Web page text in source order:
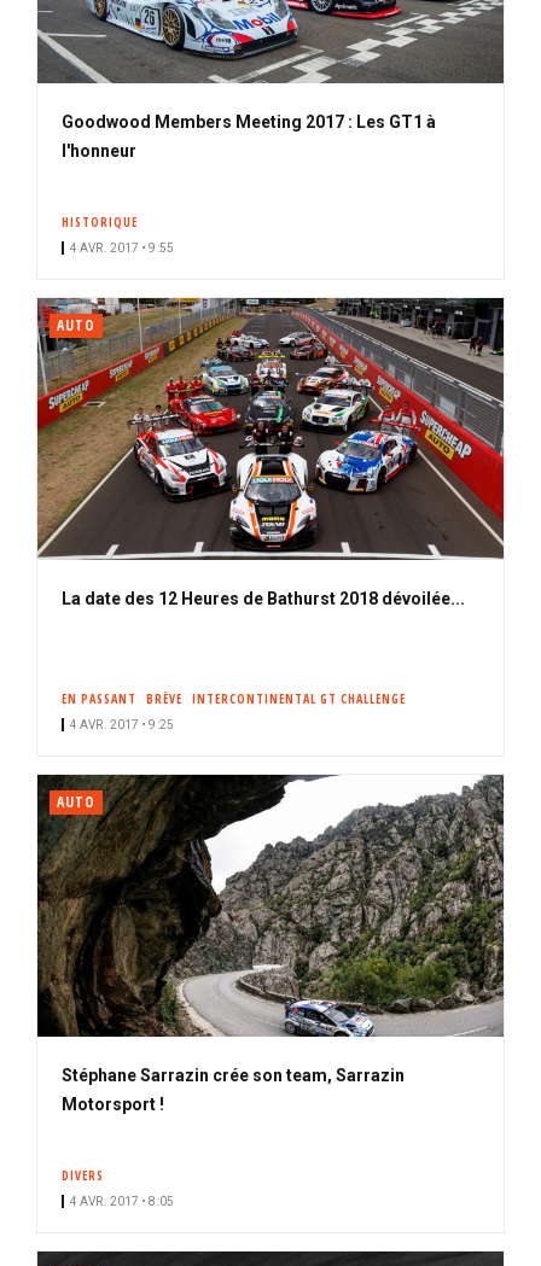
Goodwood Members Meeting 2017 : Les GT1 à
l'honneur
HISTORIQUE
4 AVR. 2017 • 9:55
AUTO
La date des 12 Heures de Bathurst 2018 dévoilée...
EN PASSANT BRÈVE INTERCONTINENTAL GT CHALLENGE
4 AVR. 2017 • 9:25
AUTO
Stéphane Sarrazin crée son team, Sarrazin
Motorsport !
DIVERS
4 AVR. 2017 • 8:05